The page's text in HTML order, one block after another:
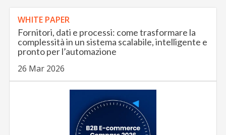
WHITE PAPER
Fornitori, dati e processi: come trasformare la
complessità in un sistema scalabile, intelligente e
pronto per l’automazione
26 Mar 2026